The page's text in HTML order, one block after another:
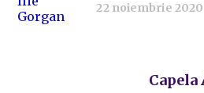
22 noiembrie 2020